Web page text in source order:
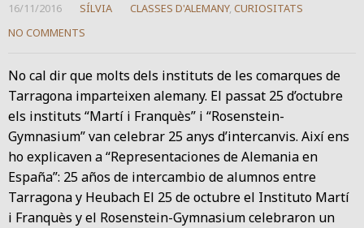
16/11/2016 SÍLVIA CLASSES D'ALEMANY, CURIOSITATS
NO COMMENTS
No cal dir que molts dels instituts de les comarques de
Tarragona imparteixen alemany. El passat 25 d’octubre
els instituts “Martí i Franquès” i “Rosenstein-
Gymnasium” van celebrar 25 anys d’intercanvis. Així ens
ho explicaven a “Representaciones de Alemania en
España”: 25 años de intercambio de alumnos entre
Tarragona y Heubach El 25 de octubre el Instituto Martí
i Franquès y el Rosenstein-Gymnasium celebraron un